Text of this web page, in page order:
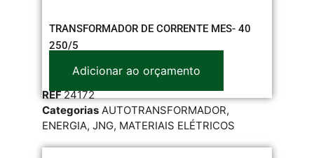
TRANSFORMADOR DE CORRENTE MES- 40
250/5
Adicionar ao orçamento
REF24172
Categorias AUTOTRANSFORMADOR,
ENERGIA, JNG, MATERIAIS ELÉTRICOS